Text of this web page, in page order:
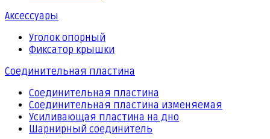
Аксессуары
Уголок опорный
Фиксатор крышки
Соединительная пластина
Соединительная пластина
Соединительная пластина изменяемая
Усиливающая пластина на дно
Шарнирный соединитель